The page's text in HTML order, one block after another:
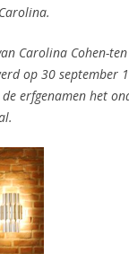
Carolina Cohen-
op 30 september
erfgenamen het